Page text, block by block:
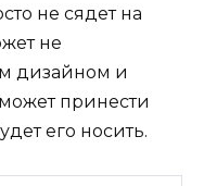
не сядет на
не
дизайном и
принести
его носить.